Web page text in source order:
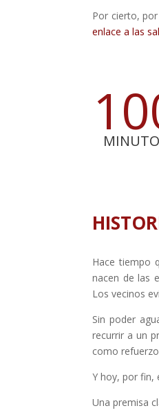
Por cierto,
enlace a las
Hace tiempo
nacen de las
Los vecinos
Sin poder
recurrir a un
como
Y hoy, por fin,
Una premisa